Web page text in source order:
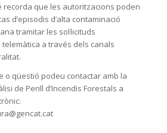
recorda que les autoritzacions poden
d’episodis d’alta contaminació
tramitar les sol·licituds
a través dels canals
o qüestió podeu contactar amb la
de Perill d’Incendis Forestals a